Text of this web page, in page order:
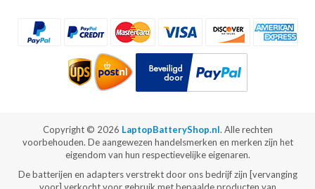
Copyright © 2026 LaptopBatteryShop.nl. Alle rechten
voorbehouden. De aangewezen handelsmerken en merken zijn het
eigendom van hun respectievelijke eigenaren.
De batterijen en adapters verstrekt door ons bedrijf zijn [vervanging
voor] verkocht voor gebruik met bepaalde producten van